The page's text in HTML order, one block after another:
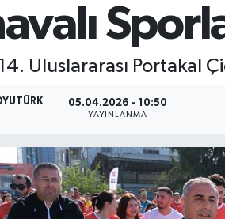
Uluslararası Portakal
05.04.2026 - 10:50
YAYINLANMA